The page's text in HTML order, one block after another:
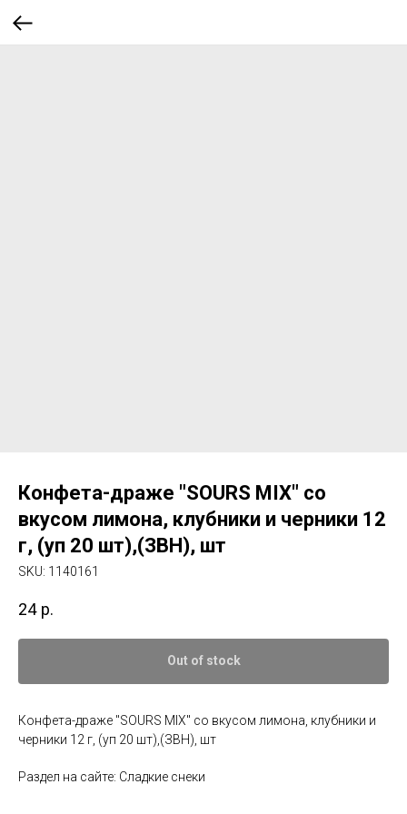
Конфета-драже "SOURS MIX" со
вкусом лимона, клубники и черники 12
г, (уп 20 шт),(ЗВН), шт
SKU: 1140161
24 р.
Out of stock
Конфета-драже "SOURS MIX" со вкусом лимона, клубники и
черники 12 г, (уп 20 шт),(ЗВН), шт
Раздел на сайте: Сладкие снеки